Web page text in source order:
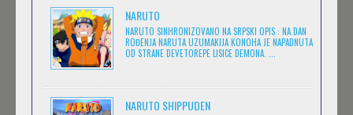
Feb 11 2023 | Gledaj »
.HACK//SIGN
Feb 11 2023 |Gledaj »
Misterija (7)
Naučna Fantastika Nickelodeon (11)
Romantika Serija
NARUTO
NARUTO SINHRONIZOVANO NA SRPSKI OPIS : NA DAN
ROĐENJA NARUTA UZUMAKIJA KONOHA JE NAPADNUTA
OD STRANE DEVETOREPE LISICE DEMONA. ...
NARUTO SHIPPUDEN